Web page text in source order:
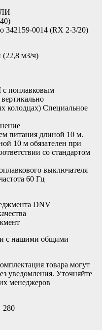
342159-0014 (RX 2-3/20)
(22,8 м3/ч)
поплавковым
колодцах) Специальное
питания длиной 10 м.
10 м обязателен при
со стандартом
выключателя
60 Гц
DNV
с нашими общими
товара могут
уведомления. Уточняйте
менеджеров
280